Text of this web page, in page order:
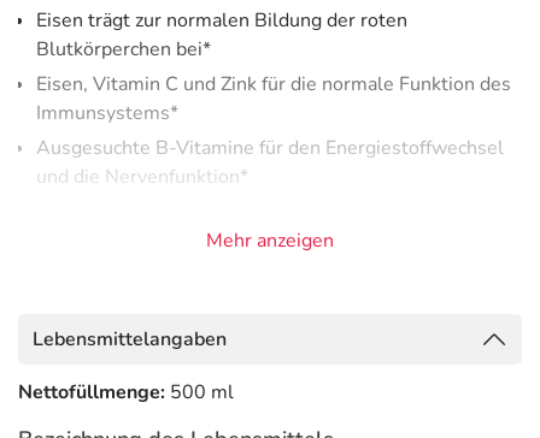
Eisen trägt zur normalen Bildung der roten
Blutkörperchen bei*
Eisen, Vitamin C und Zink für die normale Funktion des
Immunsystems*
Ausgesuchte B-Vitamine für den Energiestoffwechsel
und die Nervenfunktion*
Schwangerschaft, Stillzeit oder einseitiger Ernährung
Zur Unterstützung der normalen Bildung roter
Mehr anzeigen
Lebensmittelangaben
Nettofüllmenge: 500 ml